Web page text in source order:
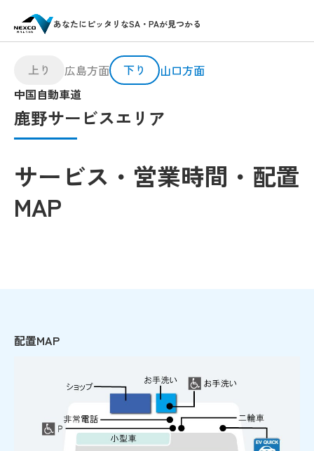
あなたにピッタリなSA・PAが見つかる
中国自動車道
鹿野サービスエリア
上り 広島方面 下り 山口方面
サービス・営業時間・配置
MAP
配置MAP